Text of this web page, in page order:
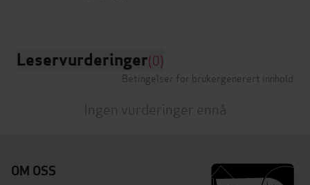
Leservurderinger(0)
Betingelser for brukergenerert innhold
Ingen vurderinger ennå
OM OSS